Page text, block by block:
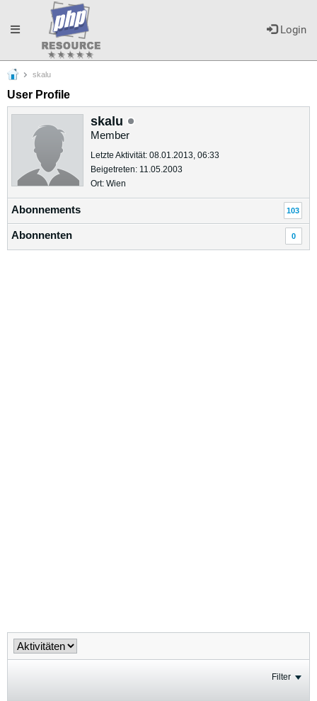
Login
Toggle
navigation
skalu
User Profile
skalu
Member
Letzte Aktivität: 08.01.2013, 06:33
Beigetreten: 11.05.2003
Ort: Wien
Abonnements 103
Abonnenten 0
Filter